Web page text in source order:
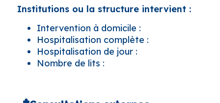
Institutions ou la structure intervient :
Intervention à domicile :
Hospitalisation complète :
Hospitalisation de jour :
Nombre de lits :